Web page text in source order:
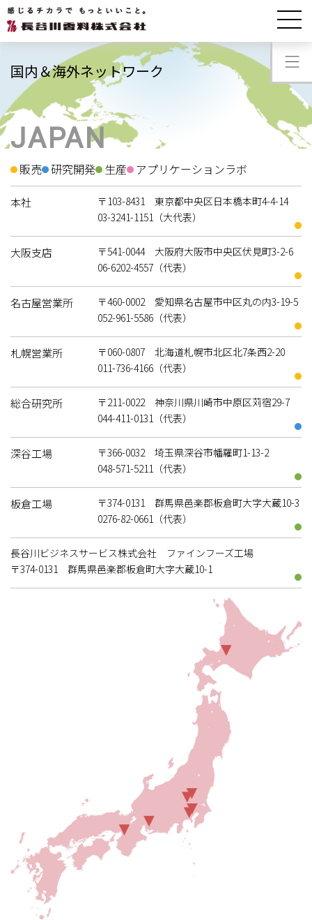
会社情報 国内＆海外ネットワーク
国内＆海外ネットワーク
JAPAN
販売 研究開発 生産 アプリケーションラボ
本社
〒103-8431 東京都中央区日本橋本町4-4-14
03-3241-1151（大代表）
大阪支店
〒541-0044 大阪府大阪市中央区伏見町3-2-6
06-6202-4557（代表）
名古屋営業所
〒460-0002 愛知県名古屋市中区丸の内3-19-5
052-961-5586（代表）
札幌営業所
〒060-0807 北海道札幌市北区北7条西2-20
011-736-4166（代表）
総合研究所
〒211-0022 神奈川県川崎市中原区苅宿29-7
044-411-0131（代表）
深谷工場
〒366-0032 埼玉県深谷市幡羅町1-13-2
048-571-5211（代表）
板倉工場
〒374-0131 群馬県邑楽郡板倉町大字大蔵10-3
0276-82-0661（代表）
長谷川ビジネスサービス株式会社 ファインフーズ工場
〒374-0131 群馬県邑楽郡板倉町大字大蔵10-1